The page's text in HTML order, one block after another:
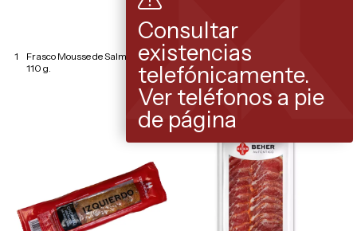
1
Frasco Mousse de Salmón MUI -
110 g.
1
Pieza Salchichón Artesano Payés
LA RESERVA DE CAULA - Peso
aprox. 250 g.
Consultar
existencias
telefónicamente.
Ver teléfonos a pie
de página